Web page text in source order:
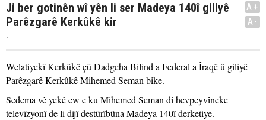
Ji ber gotinên wî yên li ser Madeya 140î giliyê
Parêzgarê Kerkûkê kir
.
A+
A-
Welatiyekî Kerkûkê çû Dadgeha Bilind a Federal a Îraqê û giliyê
Parêzgarê Kerkûkê Mihemed Seman bike.
Sedema vê yekê ew e ku Mihemed Seman di hevpeyvîneke
televîzyonî de li dijî destûrîbûna Madeya 140î derketiye.